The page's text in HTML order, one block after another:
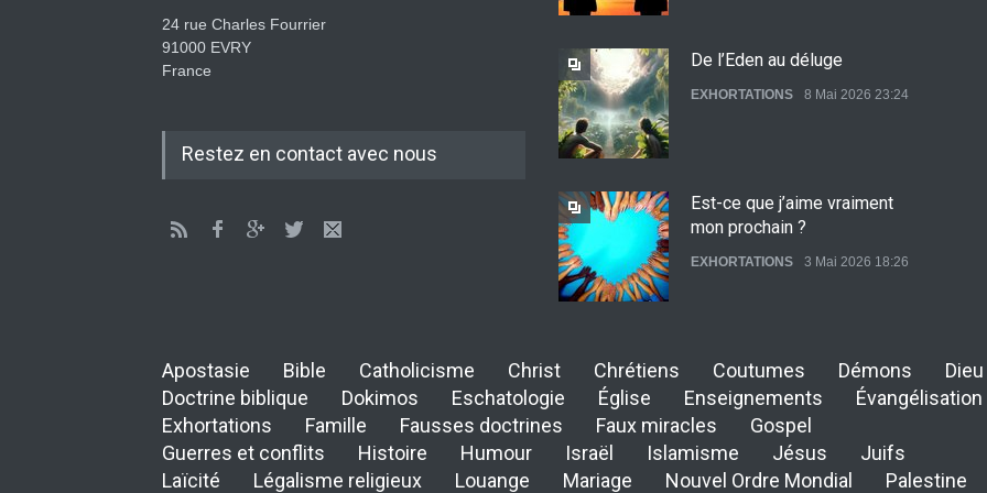
24 rue Charles Fourrier
91000 EVRY
France
Restez en contact avec nous
De l’Eden au déluge
EXHORTATIONS 8 Mai 2026 23:24
Est-ce que j’aime vraiment
mon prochain ?
EXHORTATIONS 3 Mai 2026 18:26
27 Avril 2026 02:55
Avant la fondation du monde :
Apostasie Bible Catholicisme Christ Chrétiens Coutumes Démons
Dieu
Doctrine biblique
Dokimos Eschatologie Église Enseignements
Évangélisation
Exhortations
Famille Fausses doctrines Faux miracles
Gospel
Guerres et conflits
Histoire Humour Israël Islamisme Jésus
Juifs
Laïcité
Légalisme religieux Louange Mariage Nouvel Ordre Mondial Palestine